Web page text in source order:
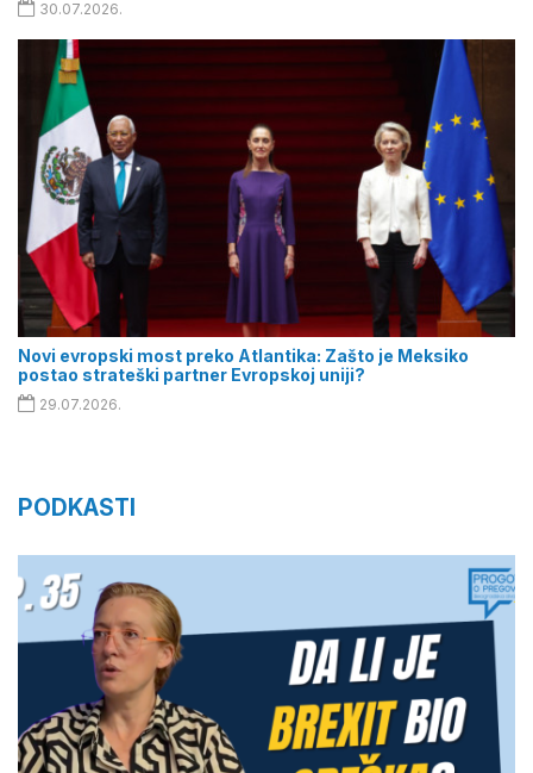
30.07.2026.
Novi evropski most preko Atlantika: Zašto je Meksiko
postao strateški partner Evropskoj uniji?
29.07.2026.
PODKASTI